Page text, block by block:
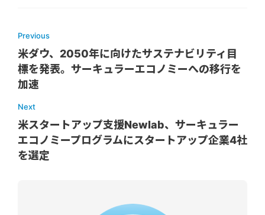
Previous
米ダウ、2050年に向けたサステナビリティ目
標を発表。サーキュラーエコノミーへの移行を
加速
Next
米スタートアップ支援Newlab、サーキュラー
エコノミープログラムにスタートアップ企業4社
を選定